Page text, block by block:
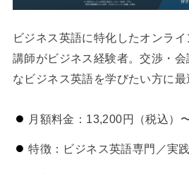
ビジネス英語に特化したオンラ
講師がビジネス経験者。交渉・
なビジネス英語を学びたい方に最
月額料金：13,200円（税込）
特徴：ビジネス英語専門／実